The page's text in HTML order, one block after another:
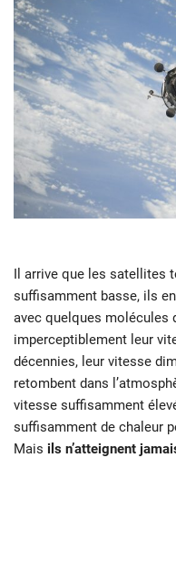
Il arrive que les satellites
suffisamment basse, ils
avec quelques molécules
imperceptiblement leur
décennies, leur vitesse
retombent dans
vitesse suffisamment
suffisamment de chaleur
Mais ils n’atteignent